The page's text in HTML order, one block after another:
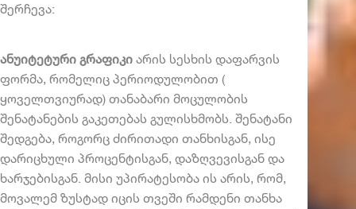
შერჩევა:
ანუიტეტური გრაფიკი არის სესხის დაფარვის
ფორმა, რომელიც პერიოდულობით (
ყოველთვიურად) თანაბარი მოცულობის
შენატანების გაკეთებას გულისხმობს. შენატანი
შედგება, როგორც ძირითადი თანხისგან, ისე
დარიცხული პროცენტისგან, დაზღვევისგან და
ხარჯებისგან. მისი უპირატესობა ის არის, რომ,
მოვალემ ზუსტად იცის თვეში რამდენი თანხა